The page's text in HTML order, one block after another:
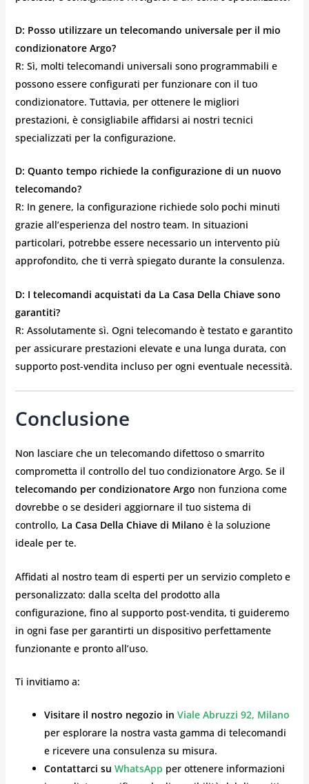
D: Posso utilizzare un telecomando universale per il mio
condizionatore Argo?
R: Sì, molti telecomandi universali sono programmabili e
possono essere configurati per funzionare con il tuo
condizionatore. Tuttavia, per ottenere le migliori
prestazioni, è consigliabile affidarsi ai nostri tecnici
specializzati per la configurazione.
D: Quanto tempo richiede la configurazione di un nuovo
telecomando?
R: In genere, la configurazione richiede solo pochi minuti
grazie all’esperienza del nostro team. In situazioni
particolari, potrebbe essere necessario un intervento più
approfondito, che ti verrà spiegato durante la consulenza.
D: I telecomandi acquistati da La Casa Della Chiave sono
garantiti?
R: Assolutamente sì. Ogni telecomando è testato e garantito
per assicurare prestazioni elevate e una lunga durata, con
supporto post-vendita incluso per ogni eventuale necessità.
Conclusione
Non lasciare che un telecomando difettoso o smarrito
comprometta il controllo del tuo condizionatore Argo. Se il
telecomando per condizionatore Argo non funziona come
dovrebbe o se desideri aggiornare il tuo sistema di
controllo, La Casa Della Chiave di Milano è la soluzione
ideale per te.
Affidati al nostro team di esperti per un servizio completo e
personalizzato: dalla scelta del prodotto alla
configurazione, fino al supporto post-vendita, ti guideremo
in ogni fase per garantirti un dispositivo perfettamente
funzionante e pronto all’uso.
Ti invitiamo a:
Visitare il nostro negozio in Viale Abruzzi 92, Milano
per esplorare la nostra vasta gamma di telecomandi
e ricevere una consulenza su misura.
Contattarci su WhatsApp per ottenere informazioni